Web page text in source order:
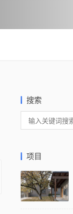
搜索
项目